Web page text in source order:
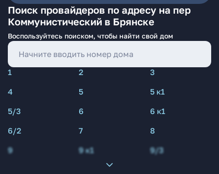
Поиск провайдеров по адресу на пер
Коммунистический в Брянске
Воспользуйтесь поиском, чтобы найти свой дом
1 2
3
4
5
5 к1
5/3
6
6 к1
6/2
7
8
9
9 к1 9/3